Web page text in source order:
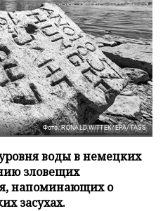
Фото: RONALD WITTEK/EPA/TASS
воды в немецких
зловещих
напоминающих о
засухах.